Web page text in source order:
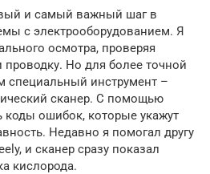
и самый важный шаг в
с электрооборудованием. Я
осмотра, проверяя
проводку. Но для более точной
специальный инструмент –
сканер. С помощью
коды ошибок, которые укажут
Недавно я помогал другу
и сканер сразу показал
кислорода.